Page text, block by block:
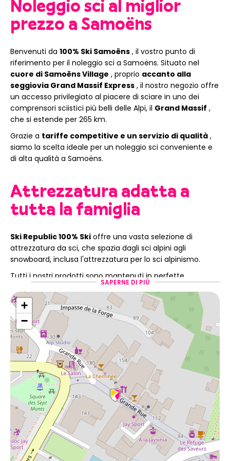
Noleggio sci al miglior
prezzo a Samoëns
Benvenuti da 100% Ski Samoëns , il vostro punto di
riferimento per il noleggio sci a Samoëns. Situato nel
cuore di Samoëns Village , proprio accanto alla
seggiovia Grand Massif Express , il nostro negozio offre
un accesso privilegiato al piacere di sciare in uno dei
comprensori sciistici più belli delle Alpi, il Grand Massif ,
che si estende per 265 km.
Grazie a tariffe competitive e un servizio di qualità ,
siamo la scelta ideale per un noleggio sci conveniente e
di alta qualità a Samoëns.
Attrezzatura adatta a
tutta la famiglia
Ski Republic 100% Ski offre una vasta selezione di
attrezzatura da sci, che spazia dagli sci alpini agli
snowboard, inclusa l'attrezzatura per lo sci alpinismo.
Tutti i nostri prodotti sono mantenuti in perfette
regolare manutenzione
(affilatura, ceratura, ecc.)effettuata dai nostri esperti.
Un team pronto a
supportarti
100% Ski Samoensoffre servizi esclusivi, tra cui
consulenza personalizzatadi un team di esperti
appassionati di sport invernali. Garantiamo a ogni cliente
l'attenzione necessaria per scegliere l'attrezzatura più
adatta alle proprie esigenze, in base al livello di abilità e
alle preferenze nello sci o nello snowboard.
Offriamo inoltre i seguenti servizi:
SAPERNE DI PIÙ
+
−